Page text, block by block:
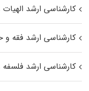
کارشناسی ارشد
کارشناسی ارشد فقه و
کارشناسی ارشد فلسفه